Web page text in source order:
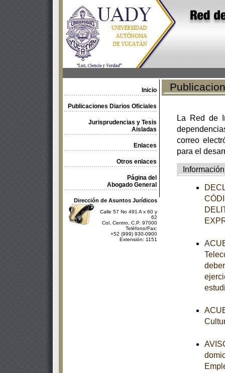
Inicio
Publicaciones Diarios Oficiales
Jurisprudencias y Tesis
Aisladas
Enlaces
Otros enlaces
Página del
Abogado General
Dirección de Asuntos Jurídicos
Calle 57 No 491 A x 60 y
62
Col. Centro, C.P. 97000
Teléfono/Fax:
+52 (999) 930-0900
Extensión: 1151
La Red de
correo
para el
Información